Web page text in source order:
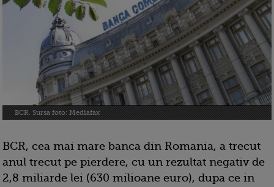
BCR. Sursa foto: Mediafax
BCR, cea mai mare banca din Romania, a trecut
anul trecut pe pierdere, cu un rezultat negativ de
2,8 miliarde lei (630 milioane euro), dupa ce in